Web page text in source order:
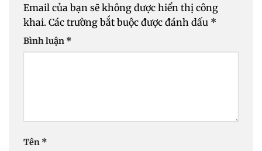
Email của bạn sẽ không được hiển thị công
khai. Các trường bắt buộc được đánh dấu *
Bình luận *
Tên *